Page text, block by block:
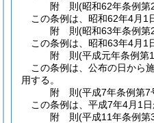
附 則(昭和62年条例第
この条例は、昭和62年4月1
附 則(昭和63年条例第
この条例は、昭和63年4月1
附 則(平成元年条例第
この条例は、公布の日から
用する。
附 則(平成7年条例第7
この条例は、平成7年4月1日
附 則(平成11年条例第